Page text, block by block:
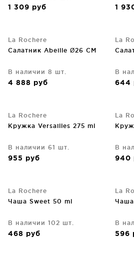
1 309 руб 1
La Rochere
Салатник Abeille Ø26 CM
В наличии 8 шт.
4 888 руб
La
В
644
La Rochere
Кружка Versailles 275 ml
В наличии 61 шт.
955 руб
La
В
940
La Rochere
Чаша Sweet 50 ml
В наличии 102 шт.
468 руб
La
Чаша
В
596